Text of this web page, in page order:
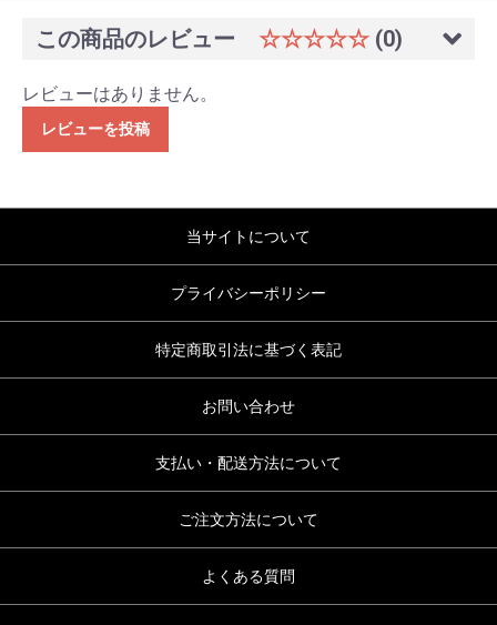
この商品のレビュー ☆☆☆☆☆ (0)
レビューはありません。
レビューを投稿
当サイトについて
プライバシーポリシー
特定商取引法に基づく表記
お問い合わせ
支払い・配送方法について
ご注文方法について
よくある質問